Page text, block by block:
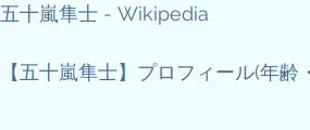
五十嵐隼士 - Wikipedia
【五十嵐隼士】プロフィール(年